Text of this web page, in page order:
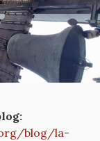
blog/la-